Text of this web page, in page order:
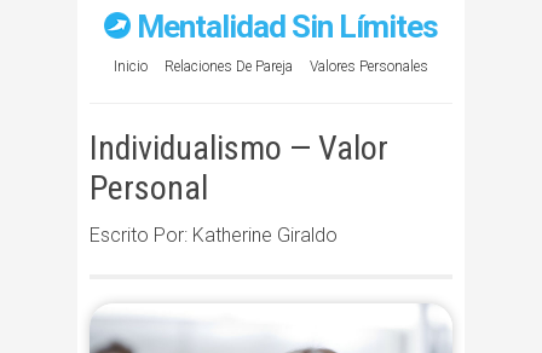
Mentalidad Sin Límites
Inicio Relaciones De Pareja Valores Personales
Individualismo — Valor
Personal
Escrito Por: Katherine Giraldo